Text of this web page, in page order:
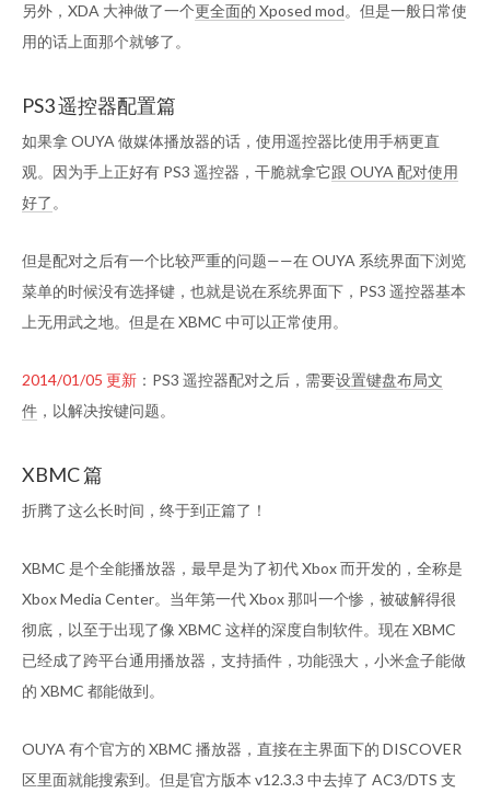
另外，XDA 大神做了一个更全面的 Xposed mod。但是一般日常使
用的话上面那个就够了。
PS3 遥控器配置篇
如果拿 OUYA 做媒体播放器的话，使用遥控器比使用手柄更直
观。因为手上正好有 PS3 遥控器，干脆就拿它跟 OUYA 配对使用
好了 。
但是配对之后有一个比较严重的问题——在 OUYA 系统界面下浏览
菜单的时候没有选择键，也就是说在系统界面下，PS3 遥控器基本
上无用武之地。但是在 XBMC 中可以正常使用。
2014/01/05 更新 ：PS3 遥控器配对之后，需要设置键盘布局文
件 ，以解决按键问题。
XBMC 篇
折腾了这么长时间，终于到正篇了！
XBMC 是个全能播放器，最早是为了初代 Xbox 而开发的，全称是
Xbox Media Center。当年第一代 Xbox 那叫一个惨，被破解得很
彻底，以至于出现了像 XBMC 这样的深度自制软件。现在 XBMC
已经成了跨平台通用播放器，支持插件，功能强大，小米盒子能做
的 XBMC 都能做到。
OUYA 有个官方的 XBMC 播放器，直接在主界面下的 DISCOVER
区里面就能搜索到。但是官方版本 v12.3.3 中去掉了 AC3/DTS 支